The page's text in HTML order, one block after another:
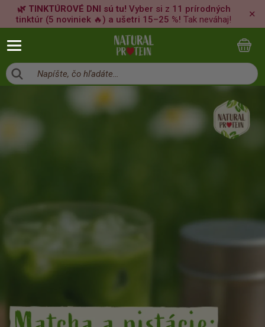
🌿 TINKTÚROVÉ DNI sú tu! Vyber si z 11 prírodných
tinktúr (5 noviniek 🔥) a ušetri 15–25 %! Tak neváhaj!
✕
Napíšte, čo hľadáte…